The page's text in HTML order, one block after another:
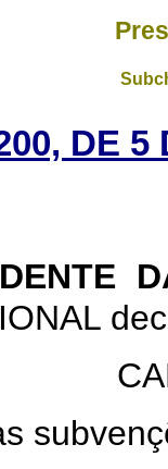
DE 5